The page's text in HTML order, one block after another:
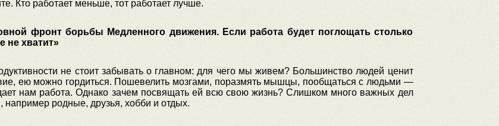
Кто работает меньше, тот работает лучше.
фронт борьбы Медленного движения. Если работа будет поглощать столько
не хватит»
не стоит забывать о главном: для чего мы живем? Большинство людей ценит
ею можно гордиться. Пошевелить мозгами, поразмять мышцы, пообщаться с людьми —
нам работа. Однако зачем посвящать ей всю свою жизнь? Слишком много важных дел
родные, друзья, хобби и отдых.